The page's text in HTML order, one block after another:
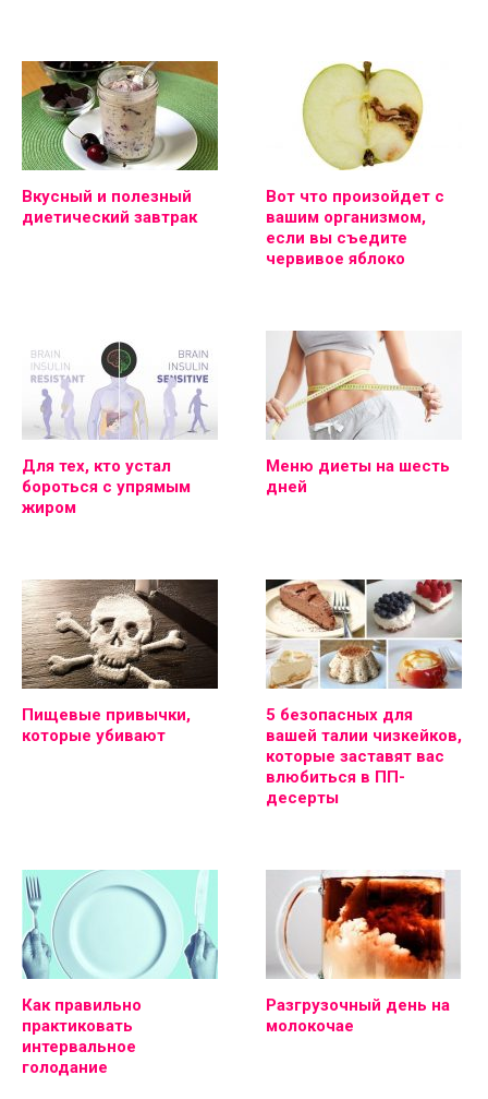
Вкусный и полезный
диетический завтрак
Вот что произойдет с
вашим организмом,
если вы съедите
червивое яблоко
Для тех, кто устал
бороться с упрямым
жиром
Меню диеты на шесть
дней
Пищевые привычки,
которые убивают
5 безопасных для
вашей талии чизкейков,
которые заставят вас
влюбиться в ПП-
десерты
Как правильно
практиковать
интервальное
голодание
Разгрузочный день на
молокочае